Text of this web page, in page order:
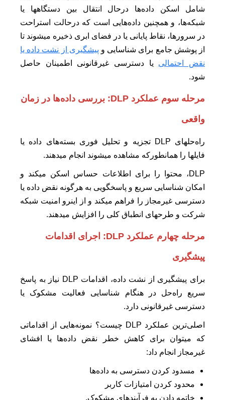
شامل اسکن داده‌ها درحال انتقال بین دستگاهها یا
شبکه‌ها، و همچنین داده‌هایی است که درحالت استراحت
در سرورها، نقاط پایانی یا در فضای ابری ذخیره میشوند تا
از پوشش جامع برای شناسایی و پیشگیری از نشت داده یا
نقض احتمالی یا دسترسی غیرقانونی اطمینان حاصل
شود.
مرحله سوم عملکرد DLP: ب ررسی داده‌ها در زمان
واقعی
راه‌حلهای DLP تجزیه و تحلیل فوری بسته‌های داده یا
فایلها را همانطورکه مشاهده میشوند انجام میدهند.
DLP، محتوا را برای اطلاعات حساس اسکن میکند و
امکان شناسایی سریع و پاسخگویی به هرگونه نقض داده یا
دسترسی غیرمجاز را فراهم میکند و از اینرو امنیت شبکه
شرکت و طرحهای انطباق کلی را افزایش میدهند.
مرحله چهارم عملکرد DLP: اجرای اقدامات
پیشگیری
برای پیشگیری از نشت داده، اقدامات DLP نیاز به پاسخ
سریع راه‌حل در هنگام شناسایی فعالیت مشکوک یا
دسترسی غیرقانونی دارد.
اصلی‌ترین عملکرد DLP چیست؟ نمونه‌هایی از اقداماتی
که میتوان برای کاهش خطر نقض داده‌ها یا افشای
غیرمجاز انجام داد:
مسدود کردن دسترسی به داده‌ها
محدود کردن امتیازات کاربر
خاتمه دادن به فرآیندهای مشکوک.